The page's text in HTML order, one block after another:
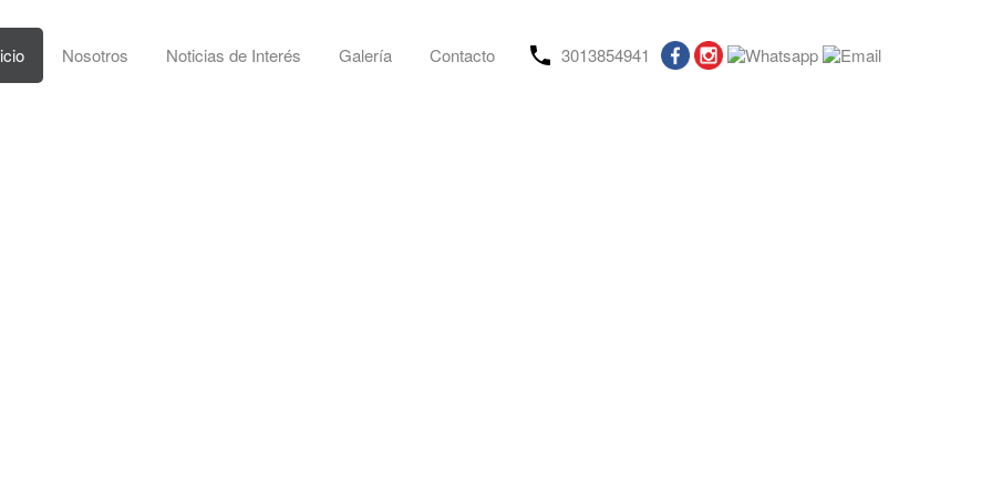
Nosotros Noticias de Interés Galería Contacto 3013854941